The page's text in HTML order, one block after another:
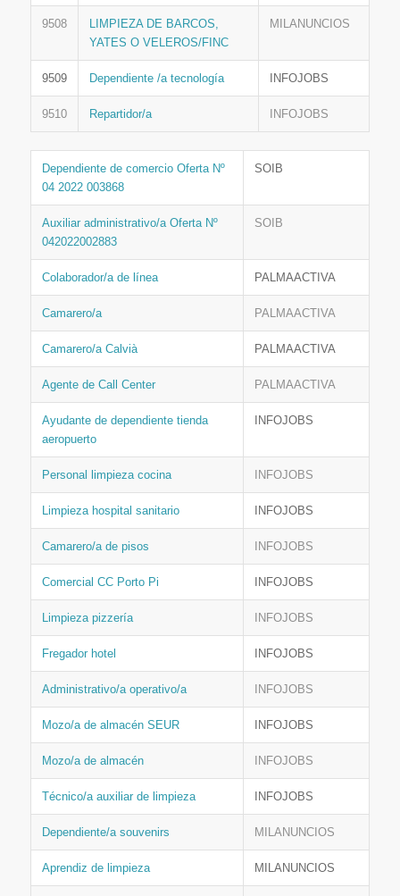
9508
LIMPIEZA DE BARCOS,
YATES O VELEROS/FINC
MILANUNCIOS
9509 Dependiente /a tecnología INFOJOBS
9510 Repartidor/a INFOJOBS
Dependiente de comercio Oferta Nº
04 2022 003868
SOIB
Auxiliar administrativo/a Oferta Nº
042022002883
SOIB
Colaborador/a de línea PALMAACTIVA
Camarero/a PALMAACTIVA
Camarero/a Calvià PALMAACTIVA
Agente de Call Center PALMAACTIVA
Ayudante de dependiente tienda
aeropuerto
INFOJOBS
Personal limpieza cocina INFOJOBS
Limpieza hospital sanitario INFOJOBS
Camarero/a de pisos INFOJOBS
Comercial CC Porto Pi INFOJOBS
Limpieza pizzería INFOJOBS
Fregador hotel INFOJOBS
Administrativo/a operativo/a INFOJOBS
Mozo/a de almacén SEUR INFOJOBS
Mozo/a de almacén INFOJOBS
Técnico/a auxiliar de limpieza INFOJOBS
Dependiente/a souvenirs MILANUNCIOS
Aprendiz de limpieza MILANUNCIOS